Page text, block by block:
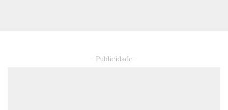
– Publicidade –